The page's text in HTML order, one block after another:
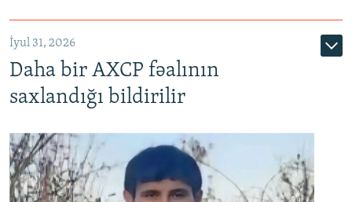
İyul 31, 2026
Daha bir AXCP fəalının
saxlandığı bildirilir